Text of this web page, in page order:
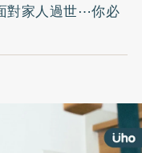
對家人過世⋯你必